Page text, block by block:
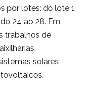
por lotes: do lote 1
24 ao 28. Em
trabalhos de
solares